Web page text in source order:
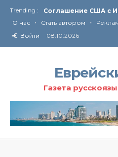
Trending :
Соглашение США с
Технология
О нас • Стать автором •
Войти
08.10.2026
Газета